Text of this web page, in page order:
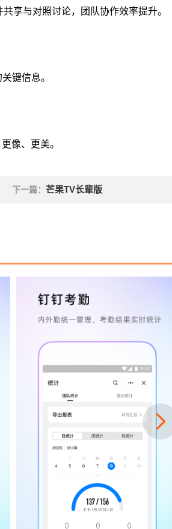
享与对照讨论，团队协作效率提升。
键信息。
像、更美。
下一篇： 芒果TV长辈版